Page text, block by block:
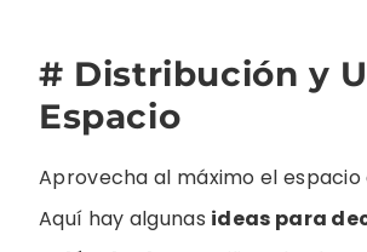
# Distribución y
Espacio
Aprovecha al máximo el espacio
Aquí hay algunas ideas para